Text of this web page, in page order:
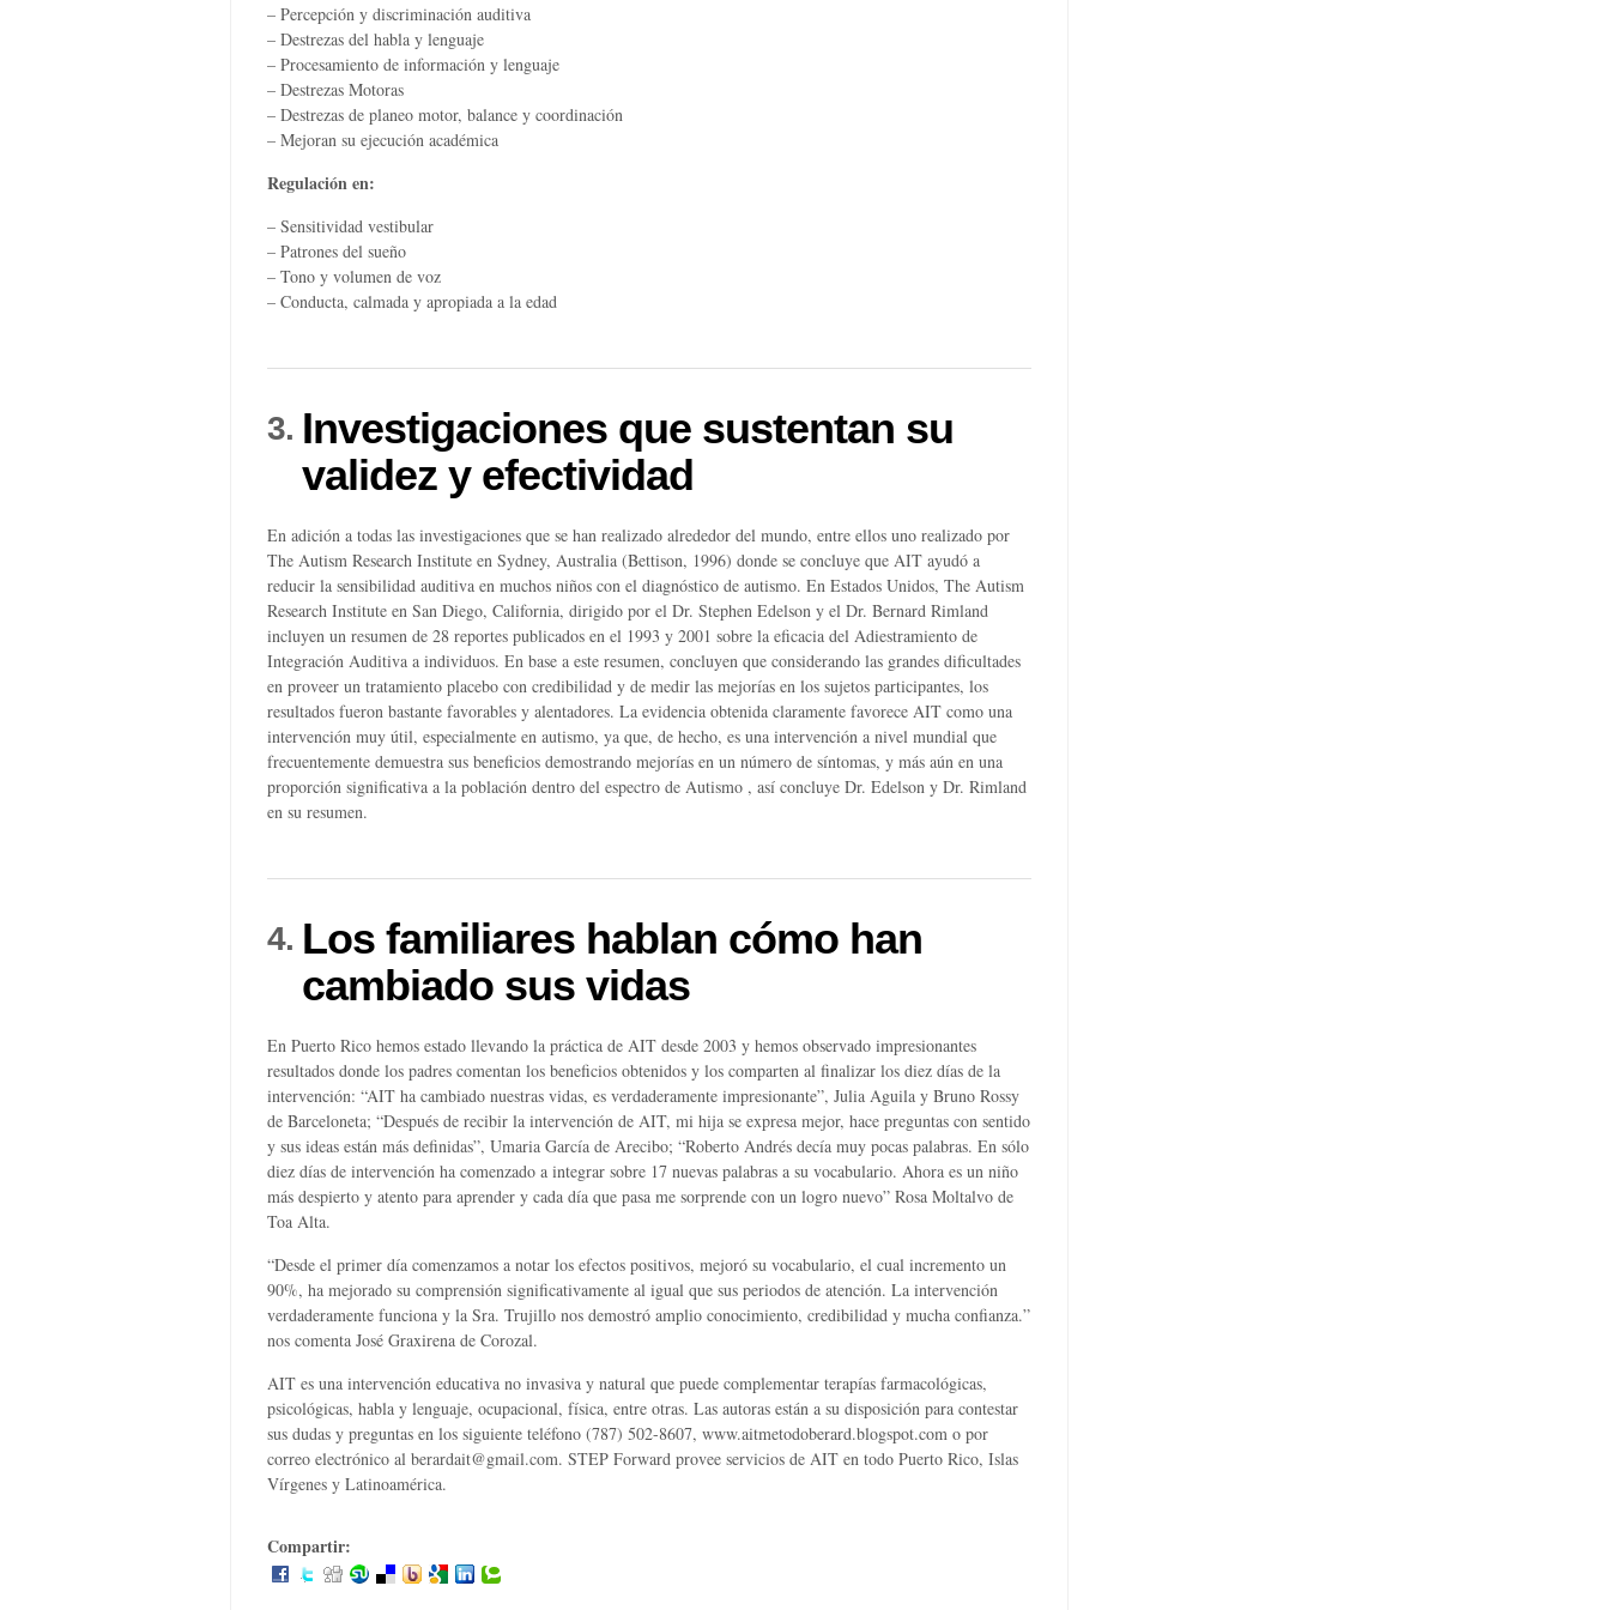
– Percepción y discriminación auditiva
– Destrezas del habla y lenguaje
– Procesamiento de información y lenguaje
– Destrezas Motoras
– Destrezas de planeo motor, balance y coordinación
– Mejoran su ejecución académica
Regulación en:
– Sensitividad vestibular
– Patrones del sueño
– Tono y volumen de voz
– Conducta, calmada y apropiada a la edad
3. Investigaciones que sustentan su
validez y efectividad
En adición a todas las investigaciones que se han realizado alrededor del mundo, entre ellos uno realizado por
The Autism Research Institute en Sydney, Australia (Bettison, 1996) donde se concluye que AIT ayudó a
reducir la sensibilidad auditiva en muchos niños con el diagnóstico de autismo. En Estados Unidos, The Autism
Research Institute en San Diego, California, dirigido por el Dr. Stephen Edelson y el Dr. Bernard Rimland
incluyen un resumen de 28 reportes publicados en el 1993 y 2001 sobre la eficacia del Adiestramiento de
Integración Auditiva a individuos. En base a este resumen, concluyen que considerando las grandes dificultades
en proveer un tratamiento placebo con credibilidad y de medir las mejorías en los sujetos participantes, los
resultados fueron bastante favorables y alentadores. La evidencia obtenida claramente favorece AIT como una
intervención muy útil, especialmente en autismo, ya que, de hecho, es una intervención a nivel mundial que
frecuentemente demuestra sus beneficios demostrando mejorías en un número de síntomas, y más aún en una
proporción significativa a la población dentro del espectro de Autismo , así concluye Dr. Edelson y Dr. Rimland
en su resumen.
4. Los familiares hablan cómo han
cambiado sus vidas
En Puerto Rico hemos estado llevando la práctica de AIT desde 2003 y hemos observado impresionantes
resultados donde los padres comentan los beneficios obtenidos y los comparten al finalizar los diez días de la
intervención: “AIT ha cambiado nuestras vidas, es verdaderamente impresionante”, Julia Aguila y Bruno Rossy
de Barceloneta; “Después de recibir la intervención de AIT, mi hija se expresa mejor, hace preguntas con sentido
y sus ideas están más definidas”, Umaria García de Arecibo; “Roberto Andrés decía muy pocas palabras. En sólo
diez días de intervención ha comenzado a integrar sobre 17 nuevas palabras a su vocabulario. Ahora es un niño
más despierto y atento para aprender y cada día que pasa me sorprende con un logro nuevo” Rosa Moltalvo de
Toa Alta.
“Desde el primer día comenzamos a notar los efectos positivos, mejoró su vocabulario, el cual incremento un
90%, ha mejorado su comprensión significativamente al igual que sus periodos de atención. La intervención
verdaderamente funciona y la Sra. Trujillo nos demostró amplio conocimiento, credibilidad y mucha confianza.”
nos comenta José Graxirena de Corozal.
AIT es una intervención educativa no invasiva y natural que puede complementar terapías farmacológicas,
psicológicas, habla y lenguaje, ocupacional, física, entre otras. Las autoras están a su disposición para contestar
sus dudas y preguntas en los siguiente teléfono (787) 502-8607, www.aitmetodoberard.blogspot.com o por
correo electrónico al berardait@gmail.com. STEP Forward provee servicios de AIT en todo Puerto Rico, Islas
Vírgenes y Latinoamérica.
Compartir: